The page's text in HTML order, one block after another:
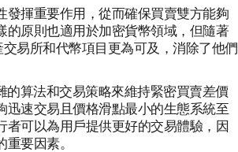
揮重要作用，從而確保買賣雙方能夠
原則也適用於加密貨幣領域，但隨著
易所和代幣項目更為可及，消除了他們
算法和交易策略來維持緊密買賣差價
速交易且價格滑點最小的生態系統至
可以為用戶提供更好的交易體驗，因
要因素。